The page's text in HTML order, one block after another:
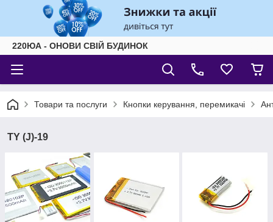
220ЮА - ОНОВИ СВІЙ БУДИНОК
Товари та послуги Кнопки керування, перемикачі
TY (J)-19